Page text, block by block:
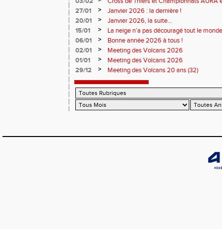
27/01
>
Janvier 2026 : la dernière !
20/01
>
Janvier 2026, la suite...
15/01
>
La neige n’a pas découragé tout le
06/01
>
Bonne année 2026 à tous !
02/01
>
Meeting des Volcans 2026
01/01
>
Meeting des Volcans 2026
29/12
> Meeting des Volcans 20 ans (32)